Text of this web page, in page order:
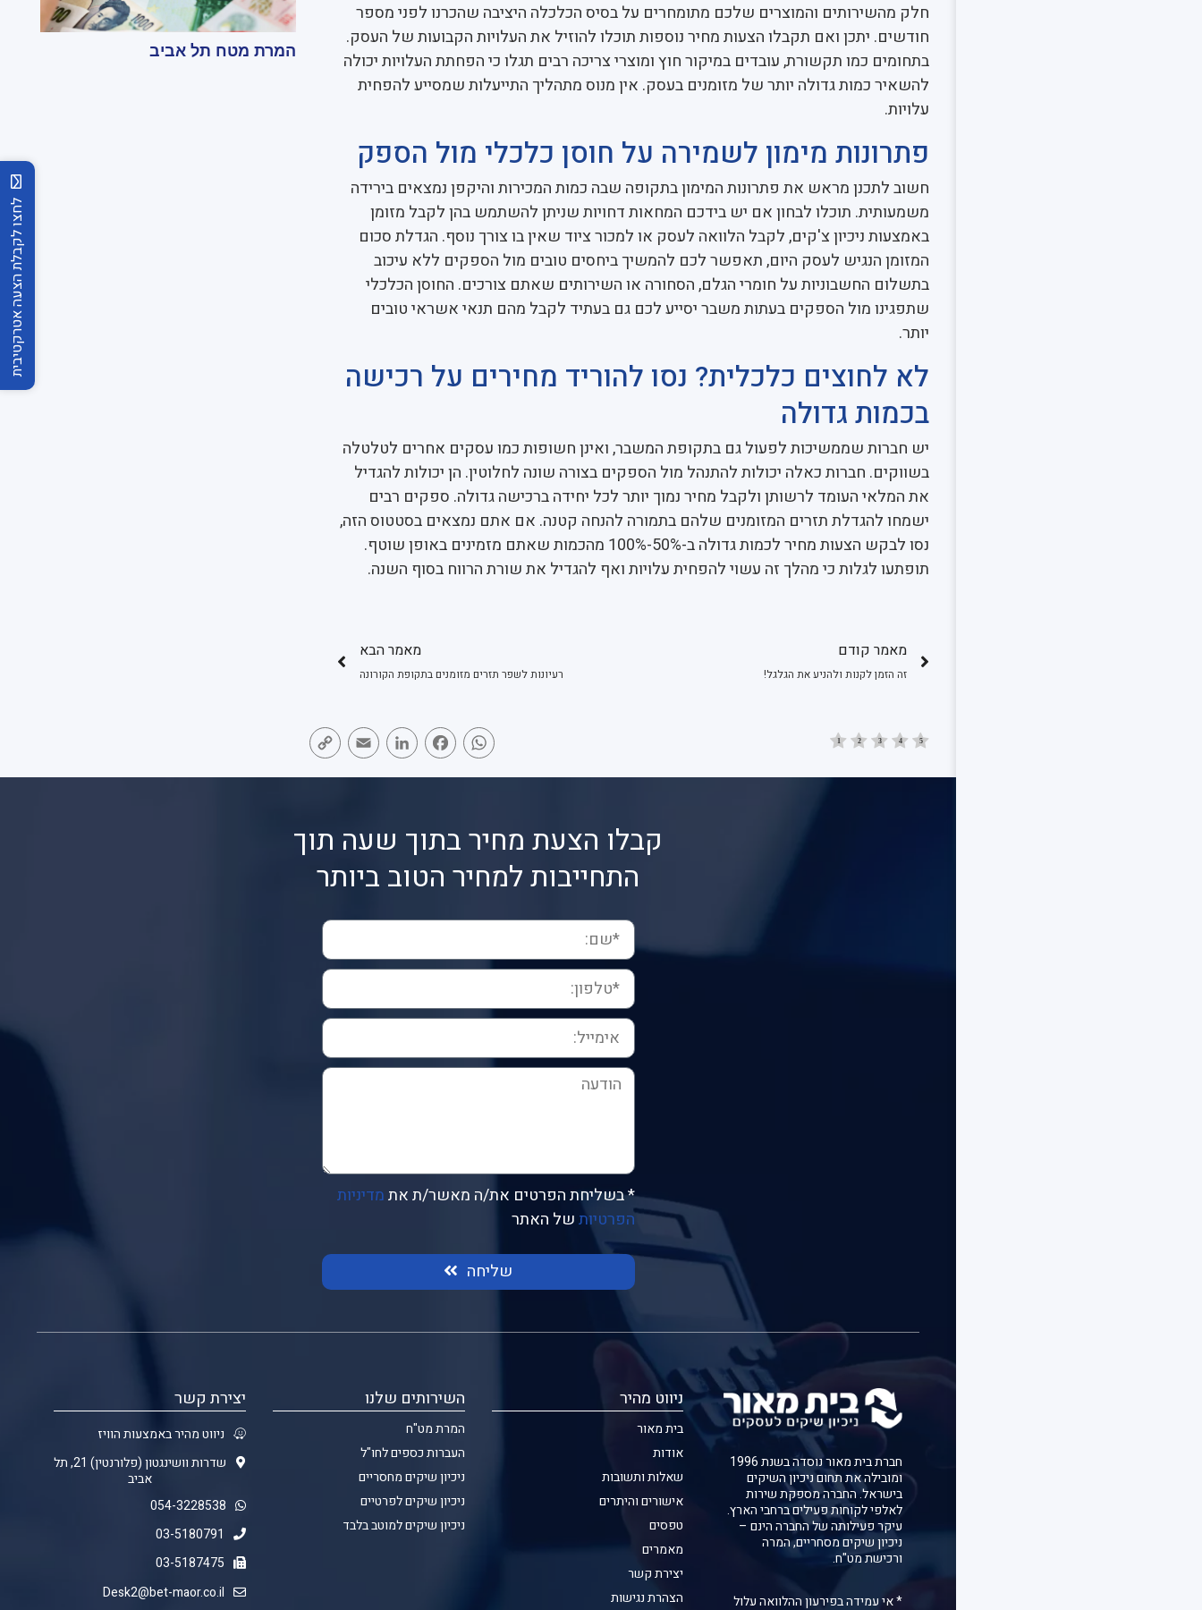
לחצו לקבלת הצעה אטרקטיבית
חלק מהשירותים והמוצרים שלכם מתומחרים על בסיס הכלכלה היציבה שהכרנו לפני מספר
חודשים. יתכן ואם תקבלו הצעות מחיר נוספות תוכלו להוזיל את העלויות הקבועות של העסק.
בתחומים כמו תקשורת, עובדים במיקור חוץ ומוצרי צריכה רבים תגלו כי הפחתת העלויות יכולה
להשאיר כמות גדולה יותר של מזומנים בעסק. אין מנוס מתהליך התייעלות שמסייע להפחית
עלויות.
פתרונות מימון לשמירה על חוסן כלכלי מול הספק
חשוב לתכנן מראש את פתרונות המימון בתקופה שבה כמות המכירות והיקפן נמצאים בירידה
משמעותית. תוכלו לבחון אם יש בידכם המחאות דחויות שניתן להשתמש בהן לקבל מזומן
באמצעות ניכיון צ'קים, לקבל הלוואה לעסק או למכור ציוד שאין בו צורך נוסף. הגדלת סכום
המזומן הנגיש לעסק היום, תאפשר לכם להמשיך ביחסים טובים מול הספקים ללא עיכוב
בתשלום החשבוניות על חומרי הגלם, הסחורה או השירותים שאתם צורכים. החוסן הכלכלי
שתפגינו מול הספקים בעתות משבר יסייע לכם גם בעתיד לקבל מהם תנאי אשראי טובים
יותר.
לא לחוצים כלכלית? נסו להוריד מחירים על רכישה
בכמות גדולה
יש חברות שממשיכות לפעול גם בתקופת המשבר, ואינן חשופות כמו עסקים אחרים לטלטלה
בשווקים. חברות כאלה יכולות להתנהל מול הספקים בצורה שונה לחלוטין. הן יכולות להגדיל
את המלאי העומד לרשותן ולקבל מחיר נמוך יותר לכל יחידה ברכישה גדולה. ספקים רבים
ישמחו להגדלת תזרים המזומנים שלהם בתמורה להנחה קטנה. אם אתם נמצאים בסטטוס הזה,
נסו לבקש הצעות מחיר לכמות גדולה ב-50%-100% מהכמות שאתם מזמינים באופן שוטף.
תופתעו לגלות כי מהלך זה עשוי להפחית עלויות ואף להגדיל את שורת הרווח בסוף השנה.
מאמר קודם
זה הזמן לקנות ולהניע את הגלגל!
מאמר הבא
רעיונות לשפר תזרים מזומנים בתקופת הקורונה
המרת מטח תל אביב
WhatsApp
Facebook
LinkedIn
Email
קבלו הצעת מחיר בתוך שעה תוך
התחייבות למחיר הטוב ביותר
* בשליחת הפרטים את/ה מאשר/ת אתמדיניות
הפרטיותשל האתר
שליחה
חברת בית מאור נוסדה בשנת 1996
ומובילה את תחום ניכיון השיקים
בישראל. החברה מספקת שירות
לאלפי לקוחות פעילים ברחבי הארץ.
עיקר פעילותה של החברה הינם –
ניכיון שיקים מסחריים, המרה
ורכישת מט"ח.
* אי עמידה בפירעון ההלוואה עלול
ניווט מהיר
בית מאור
אודות
שאלות ותשובות
אישורים והיתרים
טפסים
מאמרים
יצירת קשר
הצהרת נגישות
השירותים שלנו
המרת מט"ח
העברות כספים לחו"ל
ניכיון שיקים מחסריים
ניכיון שיקים לפרטיים
ניכיון שיקים למוטב בלבד
יצירת קשר
ניווט מהיר באמצעות הוויז
שדרות וושינגטון (פלורנטין) 21, תל
אביב
054-3228538
03-5180791
03-5187475
Desk2@bet-maor.co.il